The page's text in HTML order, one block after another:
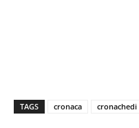
TAGS cronaca cronachedi